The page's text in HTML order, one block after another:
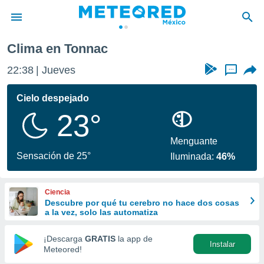
de
ha sido
calidad.
a este
las
y
forma
digital
basada
Clima en Tonnac
22:38 Jueves ...
Cielo despejado
23°
Sensación de 25°
Menguante
Iluminada:46%
Ciencia
Descubre por qué tu cerebro no hace dos cosas
a la vez, solo las automatiza
¡Descarga GRATIS la app de
Meteored!
Instalar